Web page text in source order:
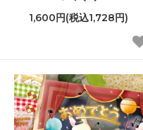
1,600円(税込1,728円)